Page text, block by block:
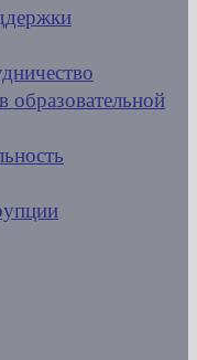
образовательной